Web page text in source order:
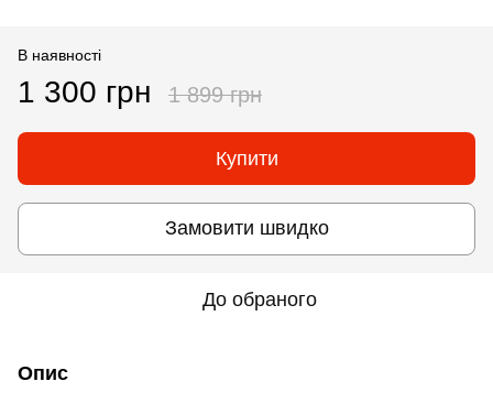
В наявності
1 300 грн 1 899 грн
Купити
Замовити швидко
До обраного
Опис